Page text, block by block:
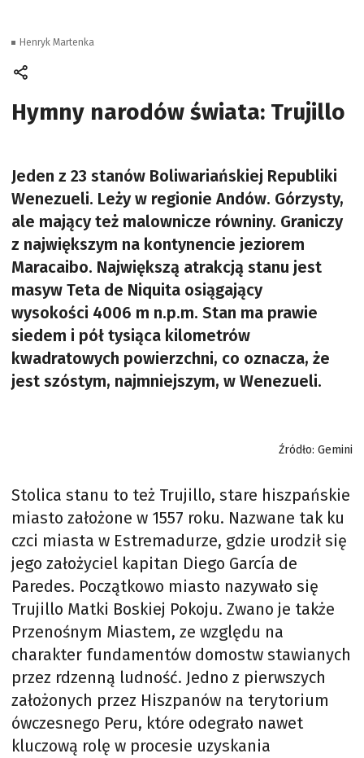
Hymny narodów świata: Trujillo
Jeden z 23 stanów Boliwariańskiej Republiki
Wenezueli. Leży w regionie Andów. Górzysty,
ale mający też malownicze równiny. Graniczy
z największym na kontynencie jeziorem
Maracaibo. Największą atrakcją stanu jest
masyw Teta de Niquita osiągający
wysokości 4006 m n.p.m. Stan ma prawie
siedem i pół tysiąca kilometrów
kwadratowych powierzchni, co oznacza, że
jest szóstym, najmniejszym, w Wenezueli.
Źródło: Gemini
Stolica stanu to też Trujillo, stare hiszpańskie
miasto założone w 1557 roku. Nazwane tak ku
czci miasta w Estremadurze, gdzie urodził się
jego założyciel kapitan Diego García de
Paredes. Początkowo miasto nazywało się
Trujillo Matki Boskiej Pokoju. Zwano je także
Przenośnym Miastem, ze względu na
charakter fundamentów domostw stawianych
przez rdzenną ludność. Jedno z pierwszych
założonych przez Hiszpanów na terytorium
ówczesnego Peru, które odegrało nawet
kluczową rolę w procesie uzyskania
Henryk Martenka